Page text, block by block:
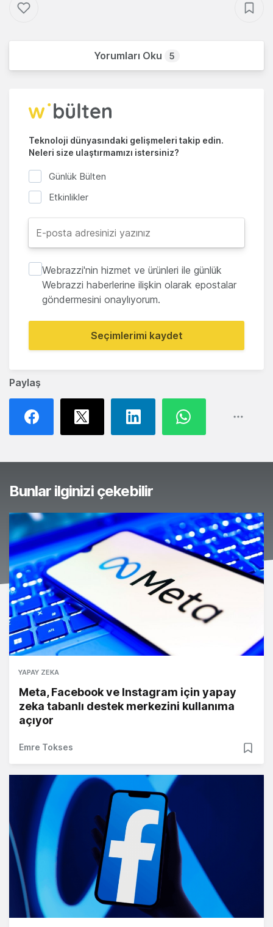
Paylaş
Yorumları Oku 5
Teknoloji dünyasındaki gelişmeleri takip edin.
Neleri size ulaştırmamızı istersiniz?
Günlük Bülten
Etkinlikler
Webrazzi'nin hizmet ve ürünleri ile günlük
Webrazzi haberlerine ilişkin olarak epostalar
göndermesini onaylıyorum.
Seçimlerimi kaydet
Bunlar ilginizi çekebilir
YAPAY ZEKA
Meta, Facebook ve Instagram için yapay
zeka tabanlı destek merkezini kullanıma
açıyor
Emre Tokses